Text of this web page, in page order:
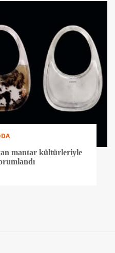
mantar kültürleriyle